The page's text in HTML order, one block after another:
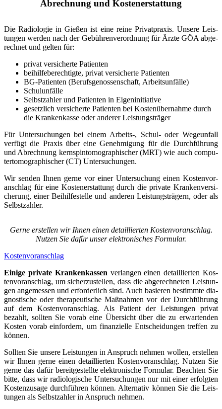
Abrechnung und Kostenerstattung
Die Radio­lo­gie in Gie­ßen ist eine rei­ne Pri­vat­pra­xis. Unse­re Leis­
tun­gen wer­den nach der Gebüh­ren­ver­ord­nung für Ärz­te GÖA abge­
rech­net und gel­ten für:
pri­vat ver­si­cher­te Pati­en­ten
bei­hil­fe­be­rech­tig­te, pri­vat ver­si­cher­te Pati­en­ten
BG-Pati­en­­ten (Berufs­ge­nos­sen­schaft, Arbeits­un­fäl­le)
Schul­un­fäl­le
Selbst­zah­ler und Pati­en­ten in Eigen­in­itia­ti­ve
gesetz­lich ver­si­cher­te Pati­en­ten bei Kos­ten­über­nah­me durch
die Kran­ken­kas­se oder ande­rer Leis­tungs­trä­ger
Für Unter­su­chun­gen bei einem Arbeits‑, Schul- oder Wege­un­fall
ver­fügt die Pra­xis über eine Geneh­mi­gung für die Durch­füh­rung
und Abrech­nung kern­spin­to­mo­gra­phi­scher (MRT) wie auch com­pu­
ter­to­mo­gra­phi­scher (CT) Unter­su­chun­gen.
Wir sen­den Ihnen ger­ne vor einer Unter­su­chung einen Kos­ten­vor­
anschlag für eine Kos­ten­er­stat­tung durch die pri­va­te Kran­ken­ver­si­
che­rung, einer Bei­hil­fe­stel­le und ande­ren Leis­tungs­trä­gern, oder als
Selbst­zah­ler.
Ger­ne erstel­len wir Ihnen einen detail­lier­ten Kos­ten­vor­anschlag.
Nut­zen Sie dafür unser elek­tro­ni­sches For­mu­lar.
Kos­ten­vor­anschlag
Eini­ge pri­va­te Kran­ken­kas­sen ver­lan­gen einen detail­lier­ten Kos­
ten­vor­anschlag, um sicher­zu­stel­len, dass die abge­rech­ne­ten Leis­tun­
gen ange­mes­sen und erfor­der­lich sind. Auch basie­ren bestimm­te dia­
gnos­ti­sche oder the­ra­peu­ti­sche Maß­nah­men vor der Durch­füh­rung
auf dem Kos­ten­vor­anschlag. Als Pati­ent der Leis­tun­gen pri­vat
bezahlt, soll­ten Sie vor­ab eine Über­sicht über die zu erwar­ten­den
Kos­ten vor­ab ein­for­dern, um finan­zi­el­le Ent­schei­dun­gen tref­fen zu
kön­nen.
Soll­ten Sie unse­re Leis­tun­gen in Anspruch neh­men wol­len, erstel­len
wir Ihnen ger­ne einen detail­lier­ten Kos­ten­vor­anschlag. Nut­zen Sie
ger­ne das dafür bereit­ge­stell­te elek­tro­ni­sche For­mu­lar. Beach­ten Sie
bit­te, dass wir radio­lo­gi­sche Unter­su­chun­gen nur mit einer erfolg­ten
Kos­ten­zu­sa­ge durch­füh­ren kön­nen. Alter­na­tiv kön­nen Sie die Leis­
tun­gen als Selbst­zah­ler in Anspruch neh­men.